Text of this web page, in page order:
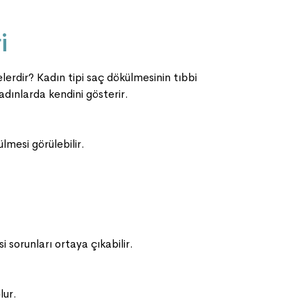
Kadın tipi saç dökülmesinin tıbbi
kendini gösterir.
görülebilir.
sorunları ortaya çıkabilir.